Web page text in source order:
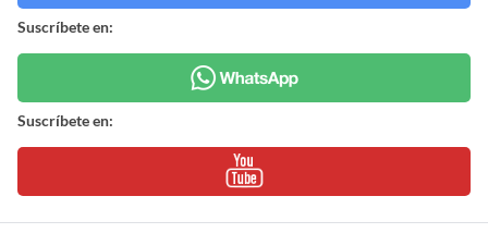
Suscríbete en:
Suscríbete en: